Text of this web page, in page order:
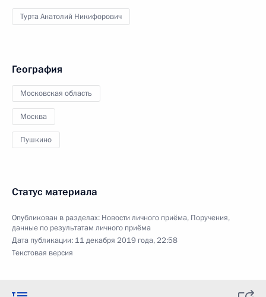
Турта Анатолий Никифорович
География
Московская область
Москва
Пушкино
Статус материала
Опубликован в разделах: Новости личного приёма, Поручения,
данные по результатам личного приёма
Дата публикации: 11 декабря 2019 года, 22:58
Текстовая версия